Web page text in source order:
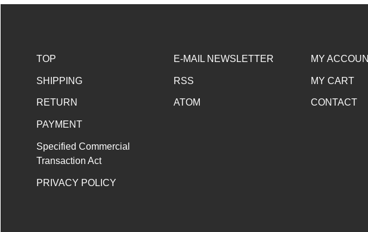
TOP
SHIPPING
RETURN
PAYMENT
Specified Commercial
Transaction Act
PRIVACY POLICY
E-MAIL NEWSLETTER
RSS
ATOM
MY
MY CART
CONTACT